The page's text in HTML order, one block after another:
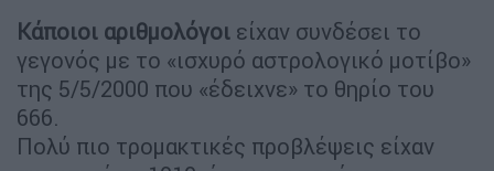
Κάποιοι αριθμολόγοι είχαν συνδέσει το
γεγονός με το «ισχυρό αστρολογικό μοτίβο»
της 5/5/2000 που «έδειχνε» το θηρίο του
666.
Πολύ πιο τρομακτικές προβλέψεις είχαν